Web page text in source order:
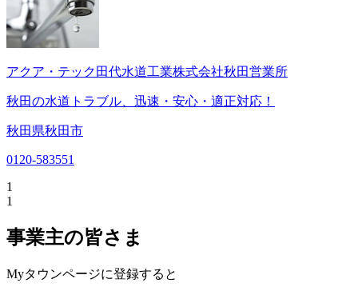
アクア・テック田代水道工業株式会社秋田営業所
秋田の水道トラブル、迅速・安心・適正対応！
秋田県秋田市
0120-583551
1
1
事業主の皆さま
Myタウンページに登録すると